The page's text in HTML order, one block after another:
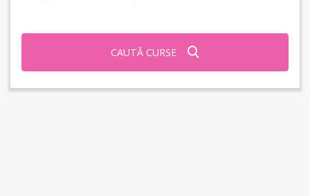
CAUTĂ CURSE